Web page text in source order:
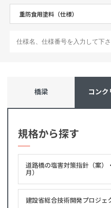
橋梁 コンク
規格から探す
道路橋の塩害対策指針（案）
月）
建設省総合技術開発プロジェ